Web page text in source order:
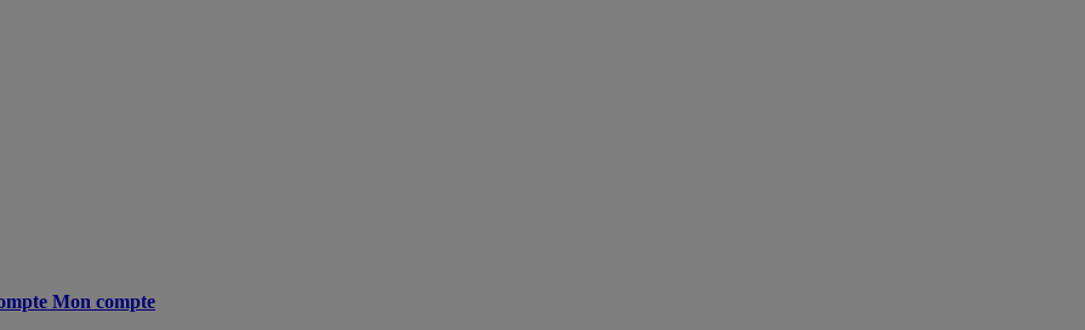
Mon compte